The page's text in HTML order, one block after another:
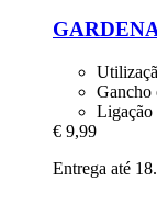
Gancho
Ligação
€ 9,99
Entrega até